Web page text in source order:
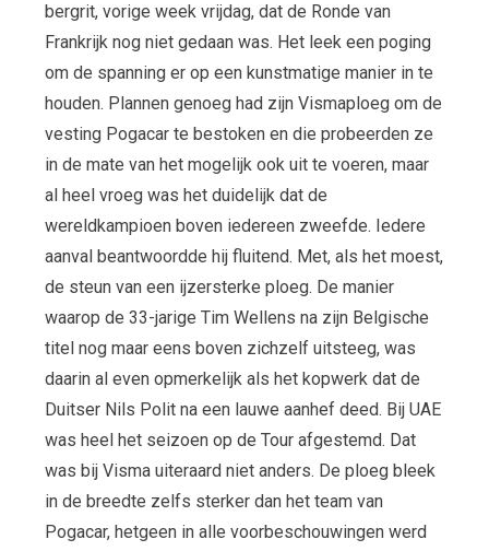
bergrit, vorige week vrijdag, dat de Ronde van
Frankrijk nog niet gedaan was. Het leek een poging
om de spanning er op een kunstmatige manier in te
houden. Plannen genoeg had zijn Vismaploeg om de
vesting Pogacar te bestoken en die probeerden ze
in de mate van het mogelijk ook uit te voeren, maar
al heel vroeg was het duidelijk dat de
wereldkampioen boven iedereen zweefde. Iedere
aanval beantwoordde hij fluitend. Met, als het moest,
de steun van een ijzersterke ploeg. De manier
waarop de 33-jarige Tim Wellens na zijn Belgische
titel nog maar eens boven zichzelf uitsteeg, was
daarin al even opmerkelijk als het kopwerk dat de
Duitser Nils Polit na een lauwe aanhef deed. Bij UAE
was heel het seizoen op de Tour afgestemd. Dat
was bij Visma uiteraard niet anders. De ploeg bleek
in de breedte zelfs sterker dan het team van
Pogacar, hetgeen in alle voorbeschouwingen werd